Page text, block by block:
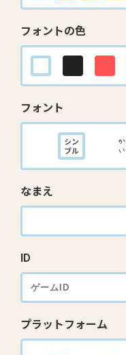
フォントの色
フォント
なまえ
ID
プラットフォーム